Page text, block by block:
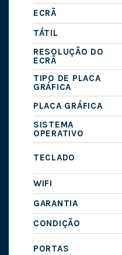
ECRÃ
TÁTIL
RESOLUÇÃO DO
ECRÃ
TIPO DE PLACA
GRÁFICA
PLACA GRÁFICA
SISTEMA
OPERATIVO
TECLADO
WIFI
GARANTIA
CONDIÇÃO
PORTAS